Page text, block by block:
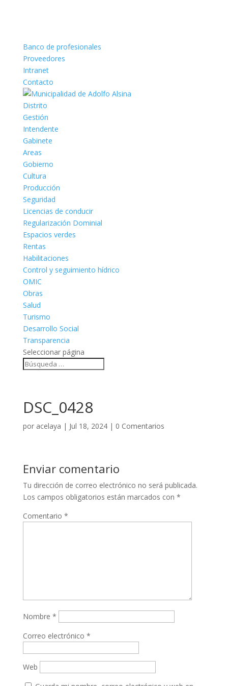
Banco de profesionales
Proveedores
Intranet
Contacto
Distrito
Gestión
Intendente
Gabinete
Areas
Gobierno
Cultura
Producción
Seguridad
Licencias de conducir
Regularización Dominial
Espacios verdes
Rentas
Habilitaciones
Control y seguimiento hídrico
OMIC
Obras
Salud
Turismo
Desarrollo Social
Transparencia
Seleccionar página
DSC_0428
por acelaya | Jul 18, 2024| 0 Comentarios
Enviar comentario
Tu dirección de correo electrónico no será publicada.
Los campos obligatorios están marcados con *
Comentario *
Nombre *
Correo electrónico *
Web